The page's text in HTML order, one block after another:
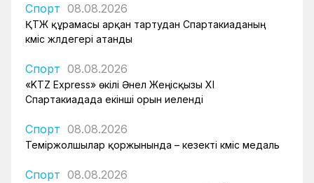
Спорт 08.08.2026
ҚТЖ құрамасы арқан тартудан Спартакиаданың
күміс жүлдегері атанды
Спорт 08.08.2026
«KTZ Express» өкілі Әнел Жеңісқызы XI
Спартакиадада екінші орын иеленді
Спорт 08.08.2026
Теміржолшылар қоржынында – кезекті күміс медаль
Спорт 08.08.2026